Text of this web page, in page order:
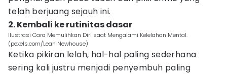
telah berjuang sejauh ini.
2. Kembali ke rutinitas dasar
Ilustrasi Cara Memulihkan Diri saat Mengalami Kelelahan Mental.
(pexels.com/Leah Newhouse)
Ketika pikiran lelah, hal-hal paling sederhana
sering kali justru menjadi penyembuh paling